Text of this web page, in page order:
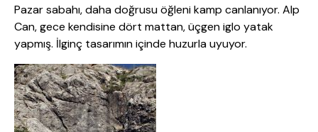
Pazar sabahı, daha doğrusu öğleni kamp canlanıyor. Alp
Can, gece kendisine dört mattan, üçgen iglo yatak
yapmış. İlginç tasarımın içinde huzurla uyuyor.